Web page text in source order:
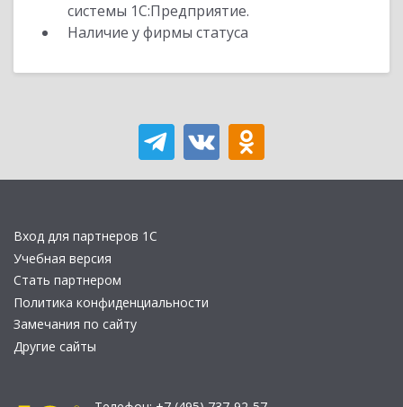
системы 1С:Предприятие.
Наличие у фирмы статуса
Вход для партнеров 1С
Учебная версия
Стать партнером
Политика конфиденциальности
Замечания по сайту
Другие сайты